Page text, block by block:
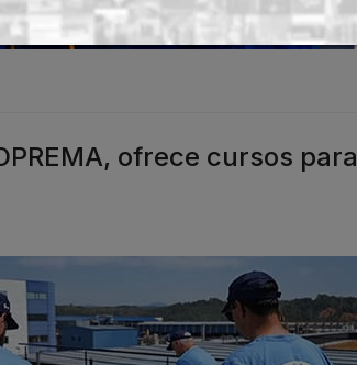
ofrece cursos para